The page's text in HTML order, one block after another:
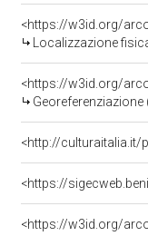
<https://w3id.org/
Localizzazione
<https://w3id.org/
<http://culturaitalia.it/
<https://
<https://w3id.org/